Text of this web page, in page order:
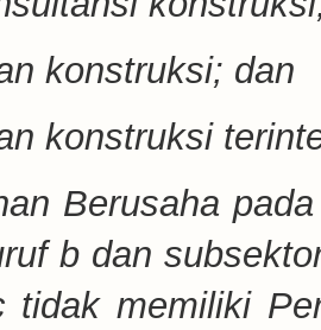
konstruksi; dan
konstruksi
Berusaha
b dan
tidak memiliki